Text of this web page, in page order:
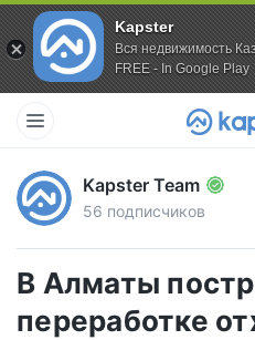
Kapster
Вся недвижимость
FREE - In Google Play
Kapster Team
56 подписчиков
В Алматы
переработке